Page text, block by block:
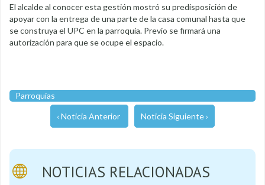
El alcalde al conocer esta gestión mostró su predisposición de
apoyar con la entrega de una parte de la casa comunal hasta que
se construya el UPC en la parroquia. Previo se firmará una
autorización para que se ocupe el espacio.
Parroquias
‹ Noticia Anterior Noticia Siguiente ›
NOTICIAS RELACIONADAS